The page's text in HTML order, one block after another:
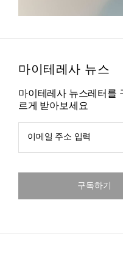
마이테레사 뉴스
마이테레사 뉴스레터를
르게 받아보세요
이메일 주소 입력
구독하기